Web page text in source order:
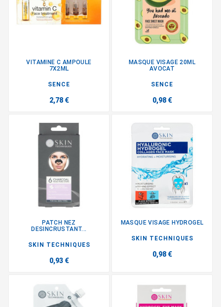
VITAMINE C AMPOULE
7X2ML
SENCE
2,78 €
MASQUE VISAGE 20ML
AVOCAT
SENCE
0,98 €
PATCH NEZ
DESINCRUSTANT...
SKIN TECHNIQUES
0,93 €
MASQUE VISAGE HYDROGEL
SKIN TECHNIQUES
0,98 €